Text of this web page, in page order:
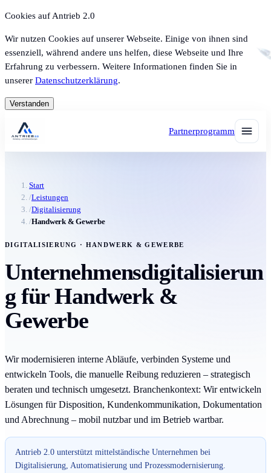
Cookies auf Antrieb 2.0
Wir nutzen Cookies auf unserer Webseite. Einige von ihnen sind
essenziell, während andere uns helfen, diese Webseite und Ihre
Erfahrung zu verbessern. Weitere Informationen finden Sie in
unserer Datenschutzerklärung.
Verstanden
Partnerprogramm
Start
/Leistungen
/Digitalisierung
/Handwerk & Gewerbe
DIGITALISIERUNG · HANDWERK & GEWERBE
Unternehmensdigitalisierun
g für Handwerk &
Gewerbe
Wir modernisieren interne Abläufe, verbinden Systeme und
entwickeln Tools, die manuelle Reibung reduzieren – strategisch
beraten und technisch umgesetzt. Branchenkontext: Wir entwickeln
Lösungen für Disposition, Kundenkommunikation, Dokumentation
und Abrechnung – mobil nutzbar und im Betrieb wartbar.
Antrieb 2.0 unterstützt mittelständische Unternehmen bei
Digitalisierung, Automatisierung und Prozessmodernisierung.